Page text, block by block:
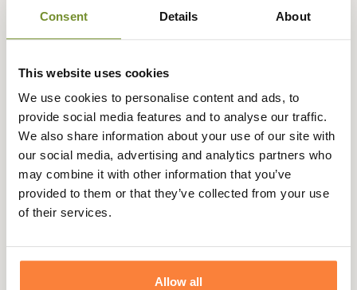
Consent Details About
This website uses cookies
We use cookies to personalise content and ads, to
provide social media features and to analyse our traffic.
We also share information about your use of our site with
our social media, advertising and analytics partners who
may combine it with other information that you’ve
provided to them or that they’ve collected from your use
of their services.
Allow all
chasseresses qui recherchent une tenue adaptée à leur
Härkila Sandhem est parfait aussi bien pour la chasse que
pour une utilisation plus régulière.
La gamme Sandhem est entièrement gainée avec du cuir
de buffle pour un look particulièrement smart.
Nous avons été conquis par la douceur du polaire et la
bonne coupe de la gamme Sandhem Femme.
Fiche technique
Composition 100% Polyester
Bleu, Marron, Vert